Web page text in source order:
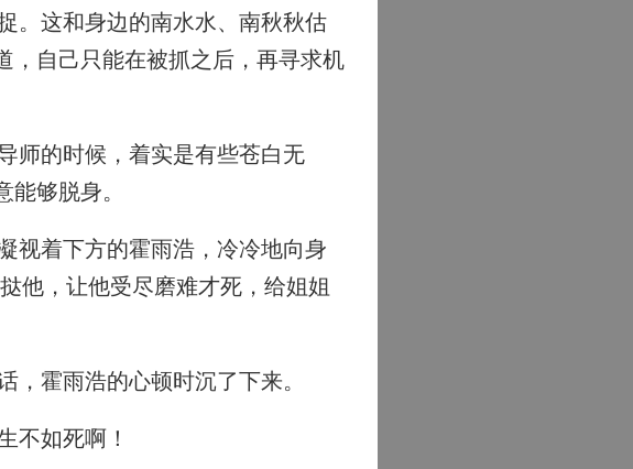
。这和身边的南水水、南秋秋估
，自己只能在被抓之后，再寻求机
师的时候，着实是有些苍白无
够脱身。
视着下方的霍雨浩，冷冷地向身
他，让他受尽磨难才死，给姐姐
霍雨浩的心顿时沉了下来。
不如死啊！